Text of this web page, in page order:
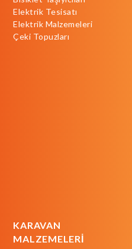
Elektrik Tesisatı
Elektrik Malzemeleri
Çeki Topuzları
KARAVAN
MALZEMELERİ